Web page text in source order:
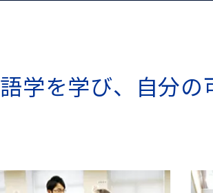
語学を学び、自分の